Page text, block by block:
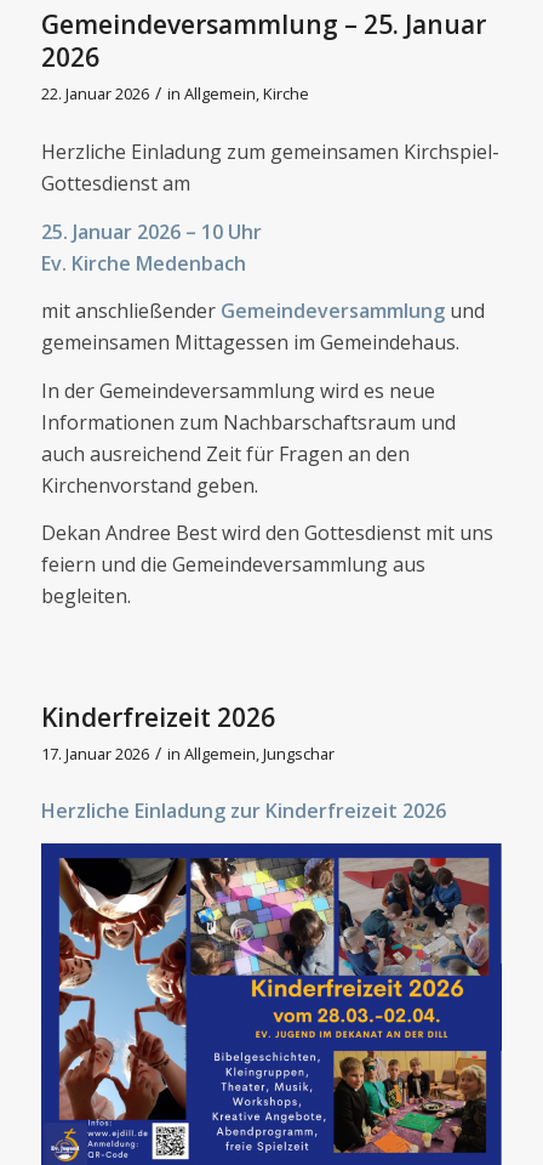
Gemeindeversammlung – 25. Januar
2026
22. Januar 2026 / in Allgemein,Kirche
Herzliche Einladung zum gemeinsamen Kirchspiel-
Gottesdienst am
25. Januar 2026 – 10 Uhr
Ev. Kirche Medenbach
mit anschließender Gemeindeversammlung und
gemeinsamen Mittagessen im Gemeindehaus.
In der Gemeindeversammlung wird es neue
Informationen zum Nachbarschaftsraum und
auch ausreichend Zeit für Fragen an den
Kirchenvorstand geben.
Dekan Andree Best wird den Gottesdienst mit uns
feiern und die Gemeindeversammlung aus
begleiten.
Kinderfreizeit 2026
17. Januar 2026 / in Allgemein,Jungschar
Herzliche Einladung zur Kinderfreizeit 2026